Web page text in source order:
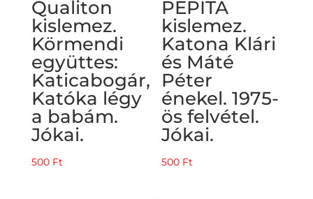
Qualiton
kislemez.
Körmendi
együttes:
Katicabogár,
Katóka légy
a babám.
Jókai.
500 Ft
PEPITA
kislemez.
Katona Klári
és Máté
Péter
énekel. 1975-
ös felvétel.
Jókai.
500 Ft